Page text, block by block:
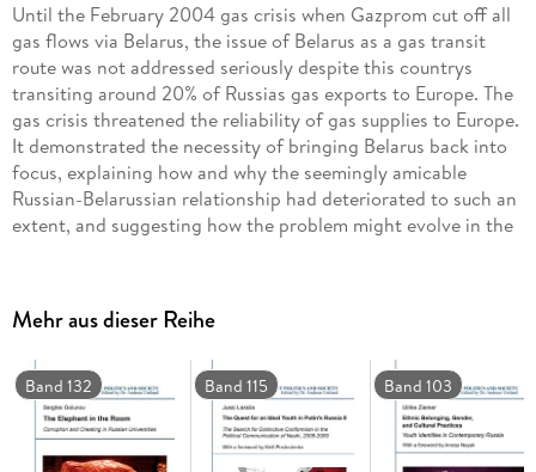
Until the February 2004 gas crisis when Gazprom cut off all
gas flows via Belarus, the issue of Belarus as a gas transit
route was not addressed seriously despite this countrys
transiting around 20% of Russias gas exports to Europe. The
gas crisis threatened the reliability of gas supplies to Europe.
It demonstrated the necessity of bringing Belarus back into
focus, explaining how and why the seemingly amicable
Russian-Belarussian relationship had deteriorated to such an
extent, and suggesting how the problem might evolve in the
Belarus is in a position to manage (or, indeed, survive) within
the new, commercial framework to which the gas issues had
shifted following the failure to establish political union. The
book predicts that the mainstay of Belarussian welfare is
bound to deteriorate as Russia continues to increase its
domestic gas prices at 20% annually as part of its energy
Mehr aus dieser Reihe
Band 132 Band 115 Band 103